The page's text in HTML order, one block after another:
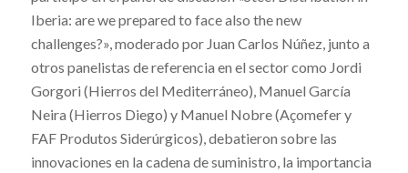
Iberia: are we prepared to face also the new
challenges?», moderado por Juan Carlos Núñez, junto a
otros panelistas de referencia en el sector como Jordi
Gorgori (Hierros del Mediterráneo), Manuel García
Neira (Hierros Diego) y Manuel Nobre (Açomefer y
FAF Produtos Siderúrgicos), debatieron sobre las
innovaciones en la cadena de suministro, la importancia